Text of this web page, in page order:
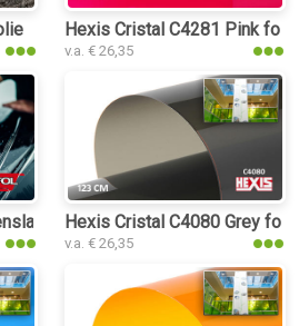
Hexis Cristal C4281 Pink folie
v.a. € 26,35
PPF folie
Hexis Cristal C4080 Grey folie
v.a. € 26,35